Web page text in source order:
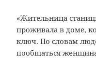
«Жительница
проживала в доме,
ключ. По словам
пообщаться